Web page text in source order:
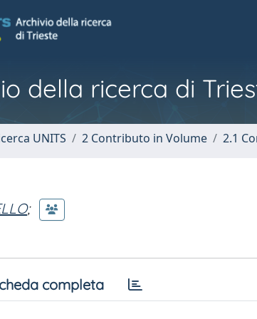
della ricerca di
UNITS 2 Contributo in Volume 2.1
;
completa